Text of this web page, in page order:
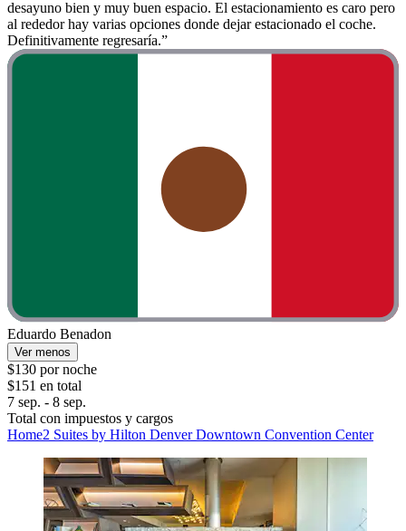
desayuno bien y muy buen espacio. El estacionamiento es caro pero
al rededor hay varias opciones donde dejar estacionado el coche.
Definitivamente regresaría.”
Eduardo Benadon
Ver menos
$130 por noche
$151 en total
7 sep. - 8 sep.
Total con impuestos y cargos
Home2 Suites by Hilton Denver Downtown Convention Center